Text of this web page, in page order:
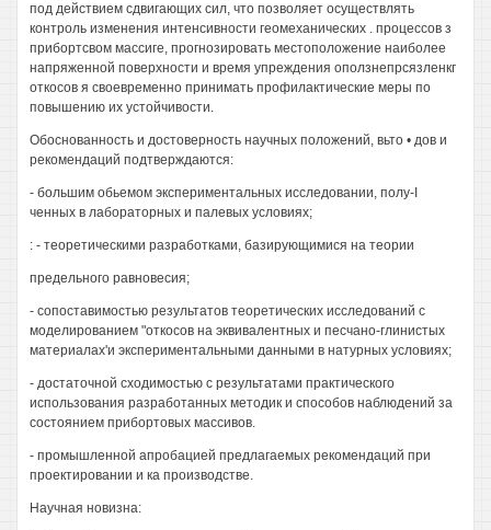
под действием сдвигающих сил, что позволяет осуществлять
контроль изменения интенсивности геомеханических . процессов з
прибортсвом массиге, прогнозировать местоположение наиболее
напряженной поверхности и время упреждения оползнепрсязленкг
откосов я своевременно принимать профилактические меры по
повышению их устойчивости.
Обоснованность и достоверность научных положений, вьто • дов и
рекомендаций подтверждаются:
- большим обьемом экспериментальных исследовании, полу-I
ченных в лабораторных и палевых условиях;
: - теоретическими разработками, базирующимися на теории
предельного равновесия;
- сопоставимостью результатов теоретических исследований с
моделированием "откосов на эквивалентных и песчано-глинистых
материалах'и экспериментальными данными в натурных условиях;
- достаточной сходимостью с результатами практического
использования разработанных методик и способов наблюдений за
состоянием прибортовых массивов.
- промышленной апробацией предлагаемых рекомендаций при
проектировании и ка производстве.
Научная новизна: